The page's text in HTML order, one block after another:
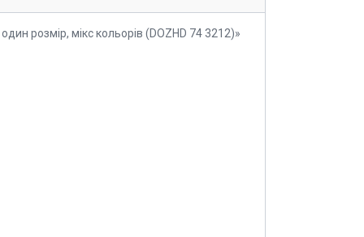
розмір, мікс кольорів (DOZHD 74 3212)»